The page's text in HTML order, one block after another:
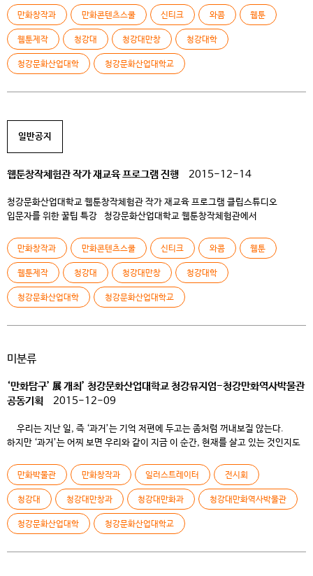
클립스튜디오로 전환하고자 하는 작가를 위한 재교육 프로그램으로, 창작자라면
누구나 수강할 수 있습니다! 수강대상 : 원고 작업 환경을 클립스튜디오로
전환하고자 하는 작가 참가비용 : 무료 모집인원 : 1회당 15~20명 (동일한
내용으로 2회 진행) […]
만화창작과 만화콘텐츠스쿨 신티크 와콤 웹툰
웹툰제작 청강대 청강대만창 청강대학
청강문화산업대학 청강문화산업대학교
일반공지
웹툰창작체험관 작가 재교육 프로그램 진행 2015-12-14
청강문화산업대학교 웹툰창작체험관 작가 재교육 프로그램 클립스튜디오
입문자를 위한 꿀팁 특강 청강문화산업대학교 웹툰창작체험관에서
클립스튜디오로 전환하고자 하는 작가를 위한 재교육 프로그램으로, 창작자라면
누구나 수강할 수 있습니다! 수강대상 : 원고 작업 환경을 클립스튜디오로
전환하고자 하는 작가 참가비용 : 무료 모집인원 : 1회당 15~20명 (동일한
내용으로 2회 진행) […]
만화창작과 만화콘텐츠스쿨 신티크 와콤 웹툰
웹툰제작 청강대 청강대만창 청강대학
청강문화산업대학 청강문화산업대학교
미분류
‘만화탐구’ 展 개최’ 청강문화산업대학교 청강뮤지엄-청강만화역사박물관
공동기획
2015-12-09
우리는 지난 일, 즉 ‘과거’는 기억 저편에 두고는 좀처럼 꺼내보질 않는다.
하지만 ‘과거’는 어찌 보면 우리와 같이 지금 이 순간, 현재를 살고 있는 것인지도
이야기하고, 분석하고, 과거 속에서 새로움을 찾으며 현재를 이야기하고 미래를
상상하곤 한다. 이러한 ‘과거’의 속성은 박물관의 작업과 동일하다. 박물관은
과거의 […]
만화박물관 만화창작과 일러스트레이터 전시회
청강대 청강대만창과 청강대만화과 청강대만화역사박물관
청강문화산업대학 청강문화산업대학교